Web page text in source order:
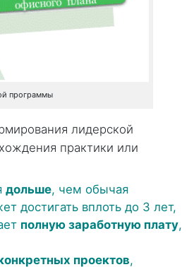
программы
лидерской
практики или
дольше, чем обычая
достигать вплоть до 3 лет,
полную заработную плату,
проектов,